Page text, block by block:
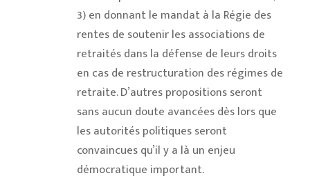
3) en donnant le mandat à la Régie des
rentes de soutenir les associations de
retraités dans la défense de leurs droits
en cas de restructuration des régimes de
retraite. D’autres propositions seront
sans aucun doute avancées dès lors que
les autorités politiques seront
convaincues qu’il y a là un enjeu
démocratique important.